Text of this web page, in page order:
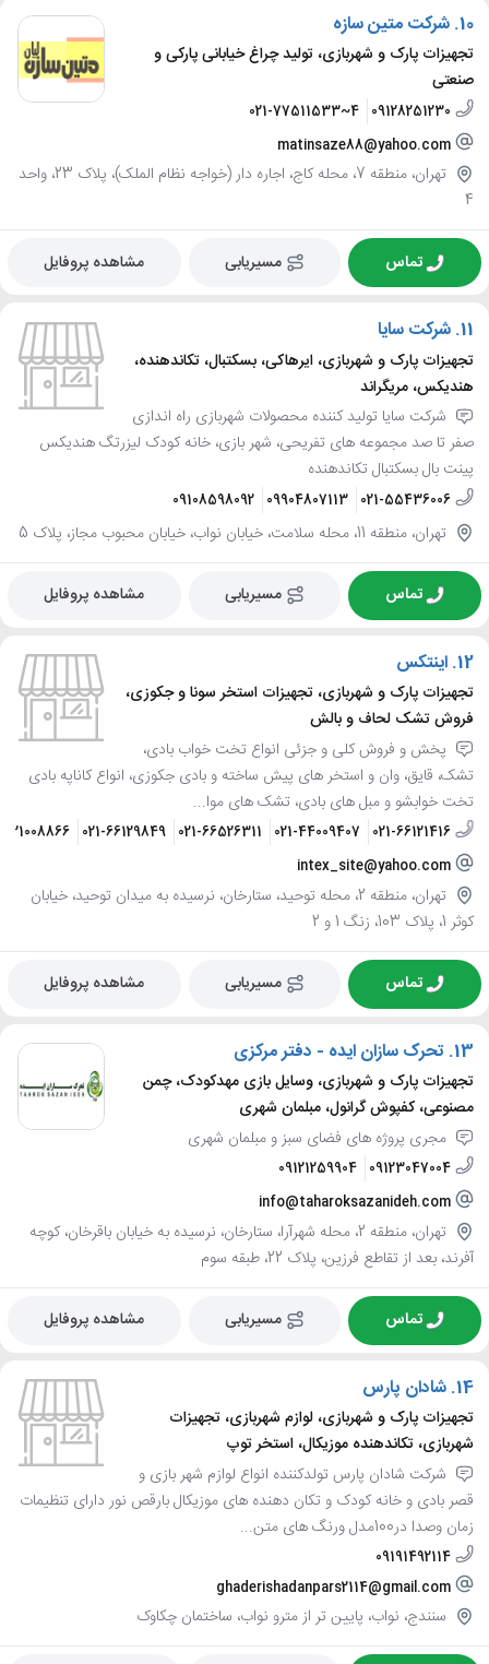
10. شرکت متین سازه
تجهیزات پارک و شهربازی، تولید چراغ خیابانی پارکی و
صنعتی
09128251230
021-77511533~4
matinsaze88@yahoo.com
تهران، منطقه 7، محله کاج، اجاره دار (خواجه نظام الملک)، پلاک 23، واحد
4
تماس مسیریابی مشاهده پروفایل
11. شرکت سایا
تجهیزات پارک و شهربازی، ایرهاکی، بسکتبال، تکاندهنده،
هندیکس، مریگراند
شرکت سایا تولید کننده محصولات شهربازی راه اندازی
صفر تا صد مجموعه های تفریحی، شهر بازی، خانه کودک لیزرتگ هندیکس
پینت بال بسکتبال تکاندهنده
021-55436006
09904807113
09108598092
تهران، منطقه 11، محله سلامت، خیابان نواب، خیابان محبوب مجاز، پلاک 5
تماس مسیریابی مشاهده پروفایل
12. اینتکس
تجهیزات پارک و شهربازی، تجهیزات استخر سونا و جکوزی،
فروش تشک لحاف و بالش
پخش و فروش کلی و جزئی انواع تخت خواب بادی،
تشک، قایق، وان و استخر های پیش ساخته و بادی جکوزی، انواع کاناپه بادی
تخت خوابشو و مبل های بادی، تشک های موا...
021-66121416
021-44009407
021-66526311
021-66129849
intex_site@yahoo.com
تهران، منطقه 2، محله توحید، ستارخان، نرسیده به میدان توحید، خیابان
کوثر 1، پلاک 103، زنگ 1 و 2
تماس مسیریابی مشاهده پروفایل
13. تحرک سازان ایده - دفتر مرکزی
تجهیزات پارک و شهربازی، وسایل بازی مهدکودک، چمن
مصنوعی، کفپوش گرانول، مبلمان شهری
مجری پروژه های فضای سبز و مبلمان شهری
09123047004
09121259904
info@taharoksazanideh.com
تهران، منطقه 2، محله شهرآرا، ستارخان، نرسیده به خیابان باقرخان، کوچه
آفرند، بعد از تقاطع فرزین، پلاک 22، طبقه سوم
تماس مسیریابی مشاهده پروفایل
14. شادان پارس
تجهیزات پارک و شهربازی، لوازم شهربازی، تجهیزات
شهربازی، تکاندهنده موزیکال، استخر توپ
شرکت شادان پارس تولدکننده انواع لوازم شهر بازی و
قصر بادی و خانه کودک و تکان دهنده های موزیکال بارقص نور دارای تنظیمات
زمان وصدا در100مدل ورنگ های متن...
09191492114
ghaderishadanpars2114@gmail.com
سنندج، نواب، پایین تر از مترو نواب، ساختمان چکاوک